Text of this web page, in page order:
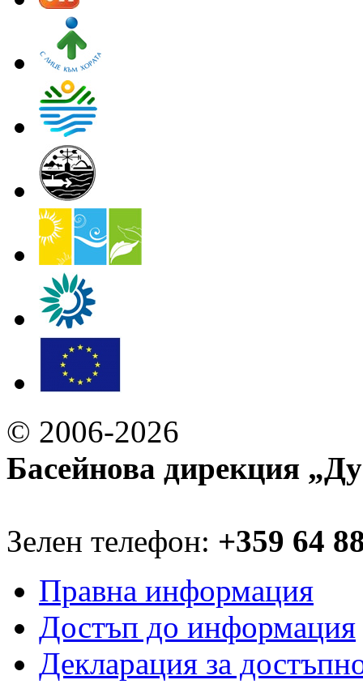
© 2006-2026
Басейнова дирекция
Зелен телефон: +359 64
Правна информация
Достъп до информация
Декларация за